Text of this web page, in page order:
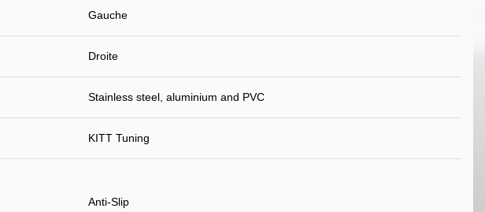
Gauche
Droite
Stainless steel, aluminium and PVC
KITT Tuning
Anti-Slip